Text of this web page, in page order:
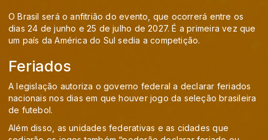
O Brasil será o anfitrião do evento, que ocorrerá entre os
dias 24 de junho e 25 de julho de 2027. É a primeira vez que
um país da América do Sul sedia a competição.
Feriados
A legislação autoriza o governo federal a declarar feriados
nacionais nos dias em que houver jogo da seleção brasileira
de futebol.
Além disso, as unidades federativas e as cidades que